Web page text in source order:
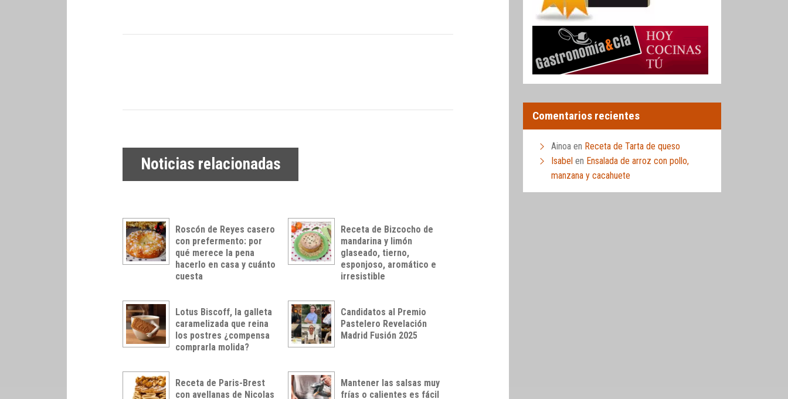
Noticias relacionadas
Roscón de Reyes casero
con prefermento: por
qué merece la pena
hacerlo en casa y cuánto
cuesta
Receta de Bizcocho de
mandarina y limón
glaseado, tierno,
esponjoso, aromático e
irresistible
Lotus Biscoff, la galleta
caramelizada que reina
los postres ¿compensa
comprarla molida?
Candidatos al Premio
Pastelero Revelación
Madrid Fusión 2025
Receta de Paris-Brest
con avellanas de Nicolas
Mantener las salsas muy
frías o calientes es fácil
Comentarios recientes
Ainoa en Receta de Tarta de queso
Isabel en Ensalada de arroz con pollo,
manzana y cacahuete